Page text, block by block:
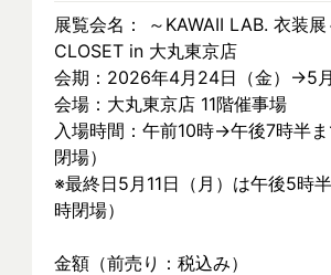
展覧会名： ～KAWAII LAB. 衣装展
CLOSET in 大丸東京店
会期：2026年4月24日（金）→5月
会場：大丸東京店 11階催事場
入場時間：午前10時→午後7時半
閉場）
※最終日5月11日（月）は午後5時
時閉場）
金額（前売り：税込み）